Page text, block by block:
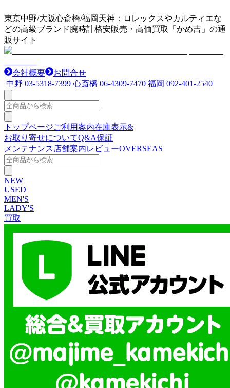
東京中野/大阪心斎橋/福岡天神：ロレックスやカルティエな
どの高級ブランド腕時計格安販売・高価買取「かめ吉」の通
販サイト
会社概要
お問合せ
中野 03-5318-7399 心斎橋 06-4309-7470 福岡 092-401-2540
トップページご利用案内在庫表示&
お取り寄せについてQ&A保証
メンテナンス 店舗案内レビューOVERSEAS
NEW
USED
MEN'S
LADY'S
買取